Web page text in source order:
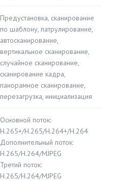
Предустановка, сканирование
по шаблону, патрулирование,
автосканирование,
вертикальное сканирование,
случайное сканирование,
сканирование кадра,
панорамное сканирование,
перезагрузка, инициализация
Основной поток:
H.265+/H.265/H.264+/H.264
Дополнительный поток:
H.265/H.264/MJPEG
Третий поток:
H.265/H.264/MJPEG